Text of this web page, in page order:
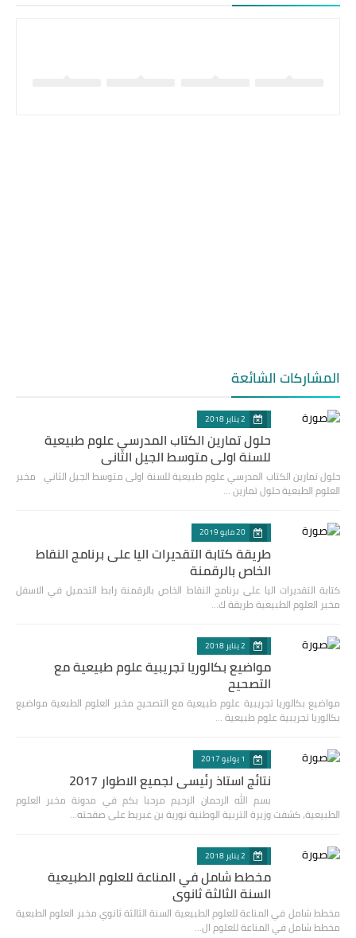
المشاركات الشائعة
2 يناير 2018
حلول تمارين الكتاب المدرسي علوم طبيعية
للسنة اولى متوسط الجيل الثاني
حلول تمارين الكتاب المدرسي علوم طبيعية للسنة اولى متوسط الجيل الثاني مخبر
العلوم الطبعية حلول تمارين …
20 مايو 2019
طريقة كتابة التقديرات اليا على برنامج النقاط
الخاص بالرقمنة
كتابة التقديرات اليا على برنامج النقاط الخاص بالرقمنة رابط التحميل في الاسفل
مخبر العلوم الطبيعية طريقة ك…
2 يناير 2018
مواضيع بكالوريا تجريبية علوم طبيعية مع
التصحيح
مواضيع بكالوريا تجريبية علوم طبيعية مع التصحيح مخبر العلوم الطبعية مواضيع
بكالوريا تجريبية علوم طبيعية …
1 يوليو 2017
نتائج استاذ رئيسي لجميع الاطوار 2017
بسم الله الرحمان الرحيم مرحبا بكم في مدونة مخبر العلوم
الطبيعية، كشفت وزيرة التربية الوطنية نورية بن غبريط على صفحته…
2 يناير 2018
مخطط شامل في المناعة للعلوم الطبيعية
السنة الثالثة ثانوي
مخطط شامل في المناعة للعلوم الطبيعية السنة الثالثة ثانوي مخبر العلوم الطبعية
مخطط شامل في المناعة للعلوم ال…